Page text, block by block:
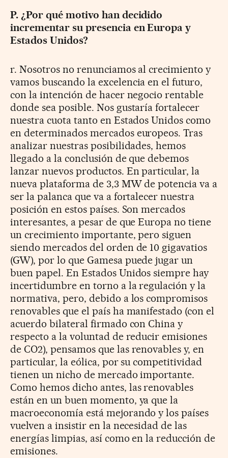
P. ¿Por qué motivo han decidido
incrementar su presencia en Europa y
Estados Unidos?
r. Nosotros no renunciamos al crecimiento y
vamos buscando la excelencia en el futuro,
con la intención de hacer negocio rentable
donde sea posible. Nos gustaría fortalecer
nuestra cuota tanto en Estados Unidos como
en determinados mercados europeos. Tras
analizar nuestras posibilidades, hemos
llegado a la conclusión de que debemos
lanzar nuevos productos. En particular, la
nueva plataforma de 3,3 MW de potencia va a
ser la palanca que va a fortalecer nuestra
posición en estos países. Son mercados
interesantes, a pesar de que Europa no tiene
un crecimiento importante, pero siguen
siendo mercados del orden de 10 gigavatios
(GW), por lo que Gamesa puede jugar un
buen papel. En Estados Unidos siempre hay
incertidumbre en torno a la regulación y la
normativa, pero, debido a los compromisos
renovables que el país ha manifestado (con el
acuerdo bilateral firmado con China y
respecto a la voluntad de reducir emisiones
de CO2), pensamos que las renovables y, en
particular, la eólica, por su competitividad
tienen un nicho de mercado importante.
Como hemos dicho antes, las renovables
están en un buen momento, ya que la
macroeconomía está mejorando y los países
vuelven a insistir en la necesidad de las
energías limpias, así como en la reducción de
emisiones.